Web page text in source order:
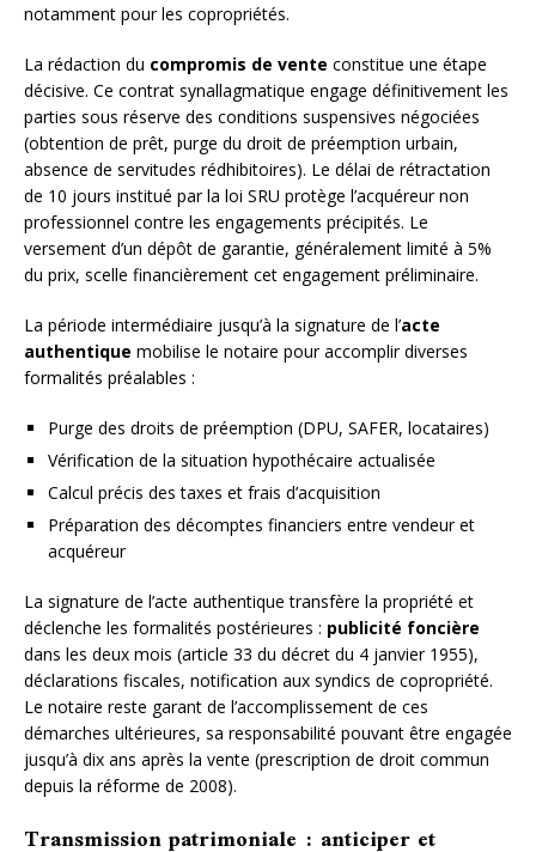
notamment pour les copropriétés.
La rédaction du compromis de vente constitue une étape
décisive. Ce contrat synallagmatique engage définitivement les
parties sous réserve des conditions suspensives négociées
(obtention de prêt, purge du droit de préemption urbain,
absence de servitudes rédhibitoires). Le délai de rétractation
de 10 jours institué par la loi SRU protège l’acquéreur non
professionnel contre les engagements précipités. Le
versement d’un dépôt de garantie, généralement limité à 5%
du prix, scelle financièrement cet engagement préliminaire.
La période intermédiaire jusqu’à la signature de l’acte
authentique mobilise le notaire pour accomplir diverses
formalités préalables :
Purge des droits de préemption (DPU, SAFER, locataires)
Vérification de la situation hypothécaire actualisée
Calcul précis des taxes et frais d’acquisition
Préparation des décomptes financiers entre vendeur et
acquéreur
La signature de l’acte authentique transfère la propriété et
déclenche les formalités postérieures : publicité foncière
dans les deux mois (article 33 du décret du 4 janvier 1955),
déclarations fiscales, notification aux syndics de copropriété.
Le notaire reste garant de l’accomplissement de ces
démarches ultérieures, sa responsabilité pouvant être engagée
jusqu’à dix ans après la vente (prescription de droit commun
depuis la réforme de 2008).
Transmission patrimoniale : anticiper et